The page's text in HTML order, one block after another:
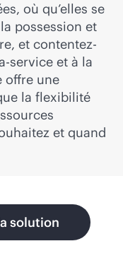
où qu’elles se
possession et
et contentez-
service et à la
offre une
la flexibilité
et quand
solution